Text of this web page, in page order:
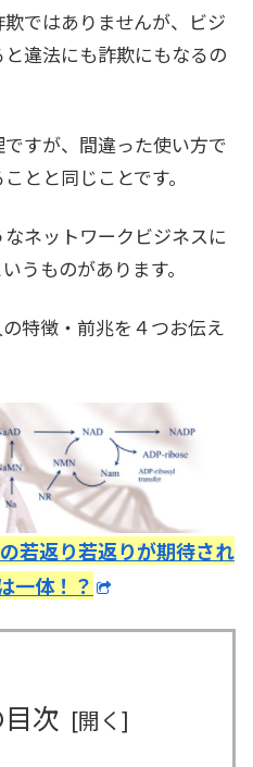
ではありませんが、ビジ
違法にも詐欺にもなるの
すが、間違った使い方で
とと同じことです。
ネットワークビジネスに
うものがあります。
特徴・前兆を４つお伝え
若返り若返りが期待され
一体！？
次